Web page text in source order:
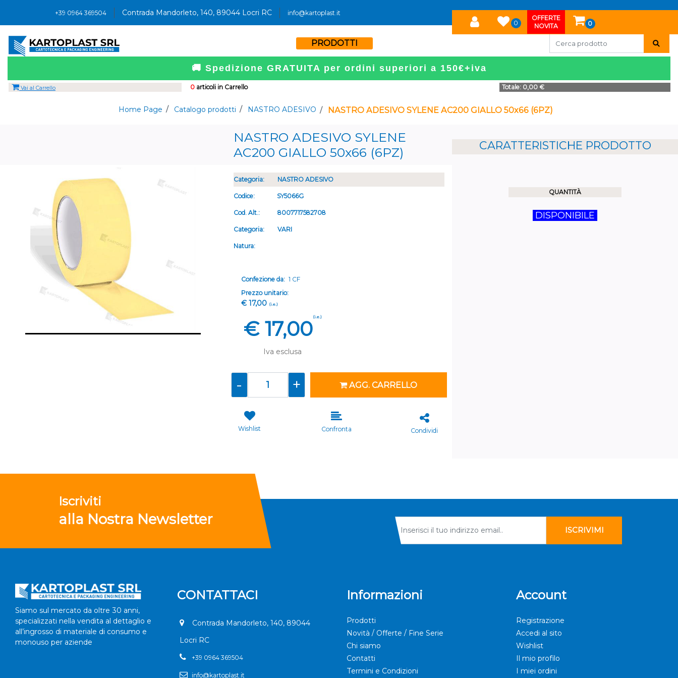
+39 0964 369504 Contrada Mandorleto, 140, 89044 Locri RC
info@kartoplast.it
0
OFFERTE
NOVITA
0
PRODOTTI
🚚 Spedizione GRATUITA per ordini superiori a 150€+iva
0articoli in Carrello Totale: 0,00 €
Vai al Carrello
Home Page Catalogo prodotti NASTRO ADESIVO NASTRO ADESIVO SYLENE AC200 GIALLO 50x66 (6PZ)
NASTRO ADESIVO SYLENE
AC200 GIALLO 50x66 (6PZ)
Categoria: NASTRO ADESIVO
Codice: SY5066G
Cod. Alt.: 8007717582708
Categoria: VARI
Natura:
Confezione da: 1 CF
Prezzo unitario:
€ 17,00 (i.e.)
€ 17,00(i.e.)
Iva esclusa
AGG. CARRELLO
Wishlist Confronta Condividi
CARATTERISTICHE PRODOTTO
QUANTITÀ
DISPONIBILE
Iscriviti
alla Nostra Newsletter
Siamo sul mercato da oltre 30 anni,
specializzati nella vendita al dettaglio e
all’ingrosso di materiale di consumo e
monouso per aziende
CONTATTACI
Contrada Mandorleto, 140, 89044
Locri RC
+39 0964 369504
info@kartoplast.it
Informazioni
Prodotti
Novità / Offerte / Fine Serie
Chi siamo
Contatti
Termini e Condizioni
Account
Registrazione
Accedi al sito
Wishlist
Il mio profilo
I miei ordini